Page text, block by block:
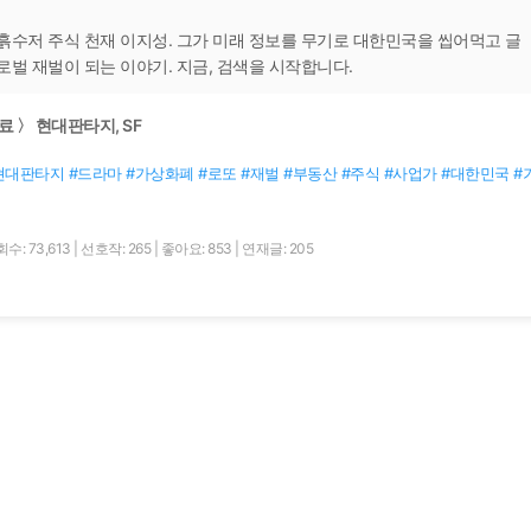
수저 주식 천재 이지성. 그가 미래 정보를 무기로 대한민국을 씹어먹고 글
벌 재벌이 되는 이야기. 지금, 검색을 시작합니다.
〉 현대판타지, SF
대판타지 #드라마 #가상화폐 #로또 #재벌 #부동산 #주식 #사업가 #대한민국 #
수: 73,613 선호작: 265 좋아요: 853 연재글: 205